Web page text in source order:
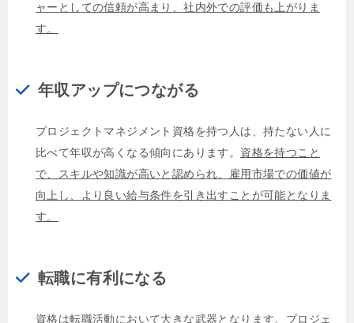
ャーとしての信頼が高まり、社内外での評価も上がりま
す。
年収アップにつながる
プロジェクトマネジメント資格を持つ人は、持たない人に
比べて年収が高くなる傾向にあります。 資格を持つこと
で、スキルや知識が高いと認められ、雇用市場での価値が
向上し、より良い給与条件を引き出すことが可能となりま
す。
転職に有利になる
資格は転職活動において大きな武器となります。 プロジェ